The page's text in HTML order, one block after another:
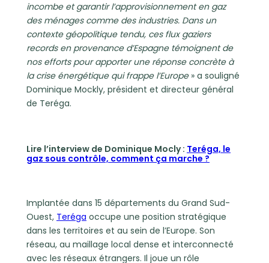
incombe et garantir l’approvisionnement en gaz
des ménages comme des industries. Dans un
contexte géopolitique tendu, ces flux gaziers
records en provenance d’Espagne témoignent de
nos efforts pour apporter une réponse concrète à
la crise énergétique qui frappe l’Europe» a souligné
Dominique Mockly, président et directeur général
de Teréga.
Lire l’interview de Dominique Mocly : Teréga, le
gaz sous contrôle, comment ça marche ?
Implantée dans 15 départements du Grand Sud-
Ouest, Teréga occupe une position stratégique
dans les territoires et au sein de l’Europe. Son
réseau, au maillage local dense et interconnecté
avec les réseaux étrangers. Il joue un rôle